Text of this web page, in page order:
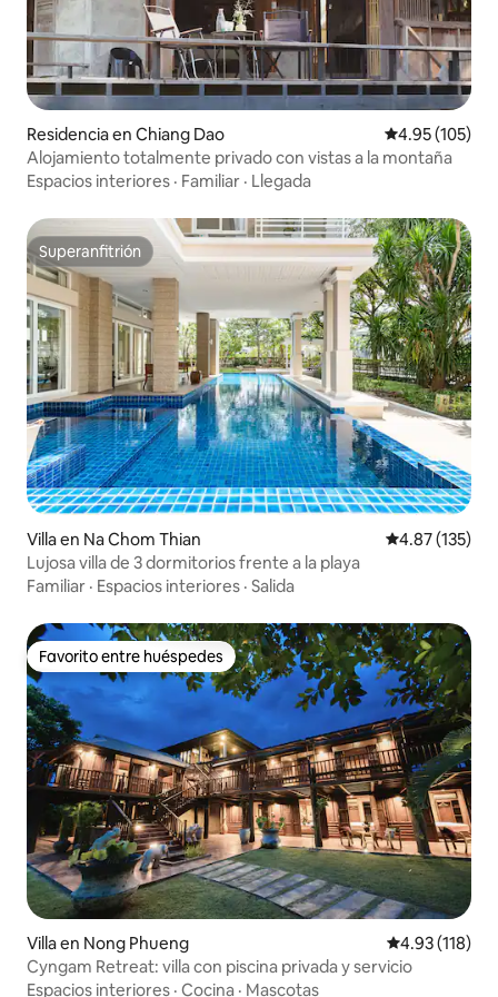
Residencia en Chiang Dao Calificación
4.95 (105)
Alojamiento totalmente privado con vistas a la montaña
Espacios interiores · Familiar · Llegada
Superanfitrión
Superanfitrión
Villa en Na Chom Thian Calificación
4.87 (135)
Lujosa villa de 3 dormitorios frente a la playa
Familiar · Espacios interiores · Salida
Favorito entre huéspedes
Favorito entre huéspedes
Villa en Nong Phueng Calificación
4.93 (118)
Cyngam Retreat: villa con piscina privada y servicio
Espacios interiores · Cocina · Mascotas